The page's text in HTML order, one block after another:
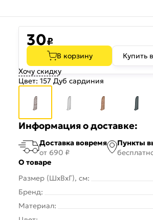
30₽
В корзину
Купить
Хочу скидку
Цвет: 157 Дуб сардиния
Информация о доставке:
Доставка вовремя
от 690 ₽
Пункты
О товаре
Размер (ШхВхГ), см:
Бренд:
Материал: